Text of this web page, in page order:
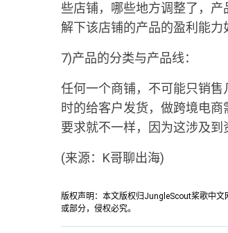
些店铺，哪些地方调整了，
解下该店铺的产品的盈利能力
7)产品的分类与产品线：
任何一个商铺，不可能只销
时的给客户发货，做跨境电商
要求就不一样，因为这涉及到
(来源：K哥聊出海)
版权声明：本文版权归JungleScout桨歌中
或部分，侵权必究。